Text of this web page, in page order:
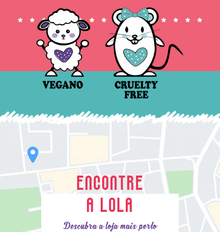
ENCONTRE
A LOLA
Descubra a loja mais perto